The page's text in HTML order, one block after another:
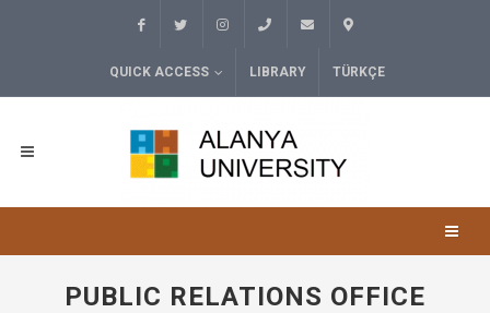
QUICK ACCESS LIBRARY TÜRKÇE
PUBLIC RELATIONS OFFICE